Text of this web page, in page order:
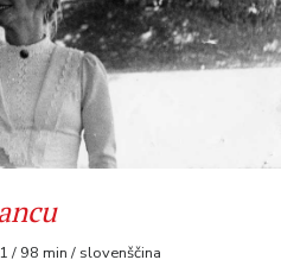
/ 98 min / slovenščina